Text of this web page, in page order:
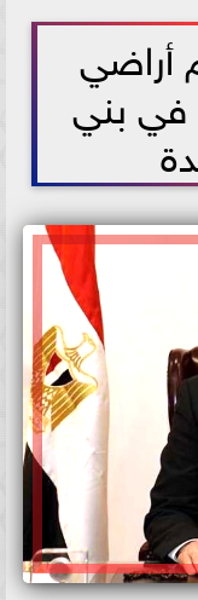
أراضي
في بني